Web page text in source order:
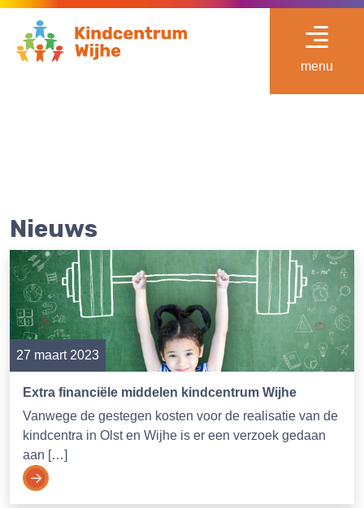
menu
Nieuws
27 maart 2023
Extra financiële middelen kindcentrum Wijhe
Vanwege de gestegen kosten voor de realisatie van de
kindcentra in Olst en Wijhe is er een verzoek gedaan
aan […]